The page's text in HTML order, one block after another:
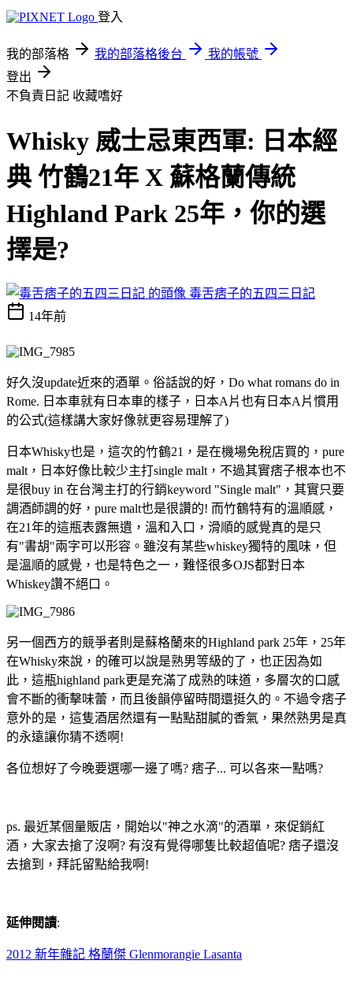
登入
我的部落格 我的部落格後台
我的帳號
登出
不負責日記 收藏嗜好
Whisky 威士忌東西軍: 日本經
典 竹鶴21年 X 蘇格蘭傳統
Highland Park 25年，你的選
擇是?
毒舌痞子的五四三日記
14年前
好久沒update近來的酒單。俗話說的好，Do what romans do in
Rome. 日本車就有日本車的樣子，日本A片也有日本A片慣用
的公式(這樣講大家好像就更容易理解了)
日本Whisky也是，這次的竹鶴21，是在機場免稅店買的，pure
malt，日本好像比較少主打single malt，不過其實痞子根本也不
是很buy in 在台灣主打的行銷keyword "Single malt"，其實只要
調酒師調的好，pure malt也是很讚的! 而竹鶴特有的溫順感，
在21年的這瓶表露無遺，溫和入口，滑順的感覺真的是只
有"書胡"兩字可以形容。雖沒有某些whiskey獨特的風味，但
是溫順的感覺，也是特色之一，難怪很多OJS都對日本
Whiskey讚不絕口。
另一個西方的競爭者則是蘇格蘭來的Highland park 25年，25年
在Whisky來說，的確可以說是熟男等級的了，也正因為如
此，這瓶highland park更是充滿了成熟的味道，多層次的口感
會不斷的衝擊味蕾，而且後韻停留時間還挺久的。不過令痞子
意外的是，這隻酒居然還有一點點甜膩的香氣，果然熟男是真
的永遠讓你猜不透啊!
各位想好了今晚要選哪一邊了嗎? 痞子... 可以各來一點嗎?
ps. 最近某個量販店，開始以"神之水滴"的酒單，來促銷紅
酒，大家去搶了沒啊? 有沒有覺得哪隻比較超值呢? 痞子還沒
去搶到，拜託留點給我啊!
延伸閱讀:
2012 新年雜記 格蘭傑 Glenmorangie Lasanta